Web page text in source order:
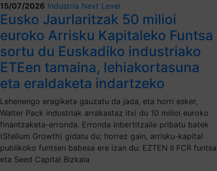
15/07/2026 Industria Next Level
Eusko Jaurlaritzak 50 milioi
euroko Arrisku Kapitaleko Funtsa
sortu du Euskadiko industriako
ETEen tamaina, lehiakortasuna
eta eraldaketa indartzeko
Lehenengo eragiketa gauzatu da jada, eta horri esker,
Walter Pack industriak arrakastaz itxi du 10 milioi euroko
finantzaketa-erronda. Erronda inbertitzaile pribatu batek
(Stellum Growth) gidatu du; horrez gain, arrisku-kapital
publikoko funtsen babesa ere izan du: EZTEN II FCR funtsa
eta Seed Capital Bizkaia